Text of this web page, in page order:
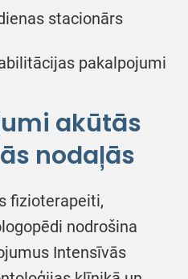
stacionārs
pakalpojumi
akūtās
nodaļās
fizioterapeiti,
nodrošina
Intensīvās